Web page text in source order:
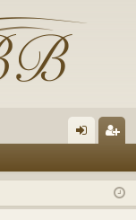
lá
sit
ist
ro